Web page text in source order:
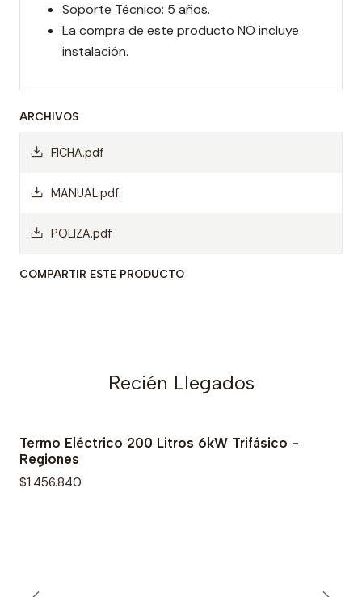
Soporte Técnico: 5 años.
La compra de este producto NO incluye
instalación.
ARCHIVOS
FICHA.pdf
MANUAL.pdf
POLIZA.pdf
COMPARTIR ESTE PRODUCTO
Recién Llegados
Termo Eléctrico 200 Litros 6kW Trifásico -
Regiones
$1.456.840